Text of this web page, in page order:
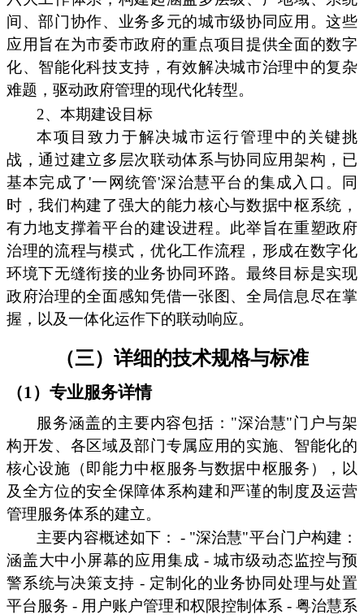
间、部门协作、业务多元的城市级协同应用。这些
应用旨在为市委市政府的重点项目提供全面的数字
化、智能化科技支持，有效解决城市治理中的复杂
难题，驱动政府管理的现代化转型。
2、本期建设目标
本项目致力于解决城市运行管理中的关键挑
战，通过建立多层次联动体系与协同应用架构，已
基本完成了'一网统管'深治慧平台的集成入口。同
时，我们构建了强大的能力核心与数据中枢系统，
有力地支撑着平台的建设进程。此举旨在重塑政府
治理的流程与模式，优化工作流程，形成在数字化
环境下无缝衔接的业务协同环路。最终目标是实现
政府治理的全面感知凭借一张图、全局信息尽在掌
握，以及一体化运作下的联动响应。
（三）详细的技术规格与标准
（1）专业服务详情
服务涵盖的主要内容包括："深治慧"门户与架
构开发、各区域及部门专属应用的实施、智能化的
核心设施（即能力中枢服务与数据中枢服务），以
及全方位的安全保障体系构建和严谨的制度及运营
管理服务体系的建立。
主要内容概述如下： - "深治慧"平台门户构建：
涵盖大中小屏幕的应用集成 - 城市级动态监控与预
警系统与决策支持 - 定制化的业务协同处理与处置
平台服务 - 用户账户管理和权限控制体系 - 粤治慧系